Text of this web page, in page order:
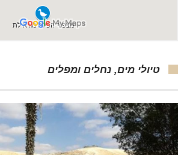
טיולי מים, נחלים ומפלים